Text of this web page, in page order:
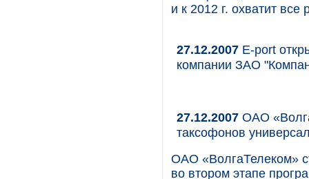
и к 2012 г. охватит все
27.12.2007 Е-port
компании ЗАО
27.12.2007 ОАО
таксофонов
ОАО «ВолгаТелеком»
во втором этапе